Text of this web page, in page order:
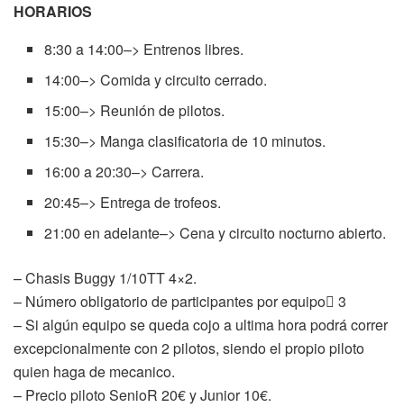
HORARIOS
8:30 a 14:00–> Entrenos libres.
14:00–> Comida y circuito cerrado.
15:00–> Reunión de pilotos.
15:30–> Manga clasificatoria de 10 minutos.
16:00 a 20:30–> Carrera.
20:45–> Entrega de trofeos.
21:00 en adelante–> Cena y circuito nocturno abierto.
– Chasis Buggy 1/10TT 4×2.
– Número obligatorio de participantes por equipo 3
– Si algún equipo se queda cojo a ultima hora podrá correr
excepcionalmente con 2 pilotos, siendo el propio piloto
quien haga de mecanico.
– Precio piloto SenioR 20€ y Junior 10€.